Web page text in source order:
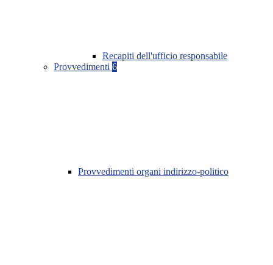
Recapiti dell'ufficio responsabile
Provvedimenti 6
Provvedimenti organi indirizzo-politico